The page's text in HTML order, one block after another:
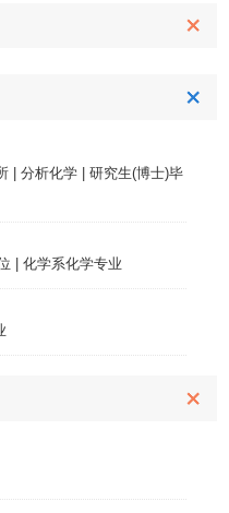
| 分析化学 | 研究生(博士)毕
| 化学系化学专业